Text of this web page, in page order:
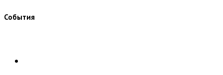
События